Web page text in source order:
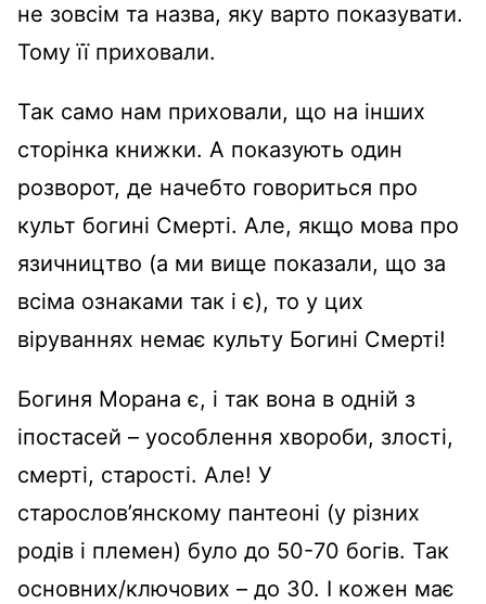
не зовсім та назва, яку варто показувати.
Тому її приховали.
Так само нам приховали, що на інших
сторінка книжки. А показують один
розворот, де начебто говориться про
культ богині Смерті. Але, якщо мова про
язичництво (а ми вище показали, що за
всіма ознаками так і є), то у цих
віруваннях немає культу Богині Смерті!
Богиня Морана є, і так вона в одній з
іпостасей – уособлення хвороби, злості,
смерті, старості. Але! У
старослов’янскому пантеоні (у різних
родів і племен) було до 50-70 богів. Так
основних/ключових – до 30. І кожен має